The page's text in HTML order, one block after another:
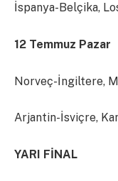
İspanya-Belçika,
12 Temmuz Pazar
Norveç-İngiltere,
Arjantin-İsviçre,
YARI FİNAL